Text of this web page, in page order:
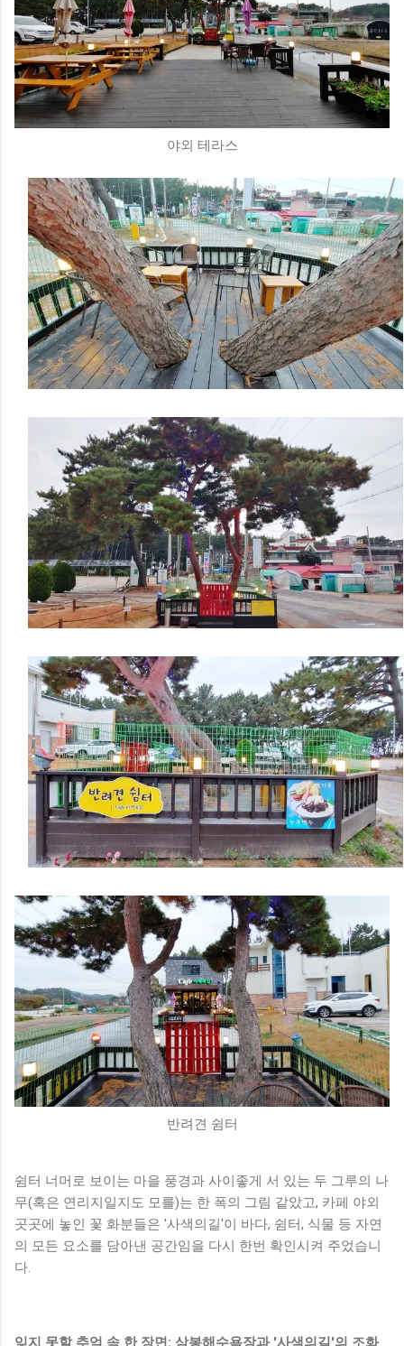
야외 테라스
반려견 쉼터
쉼터 너머로 보이는 마을 풍경과 사이좋게 서 있는 두 그루의 나
무(혹은 연리지일지도 모를)는 한 폭의 그림 같았고, 카페 야외
곳곳에 놓인 꽃 화분들은 '사색의길'이 바다, 쉼터, 식물 등 자연
의 모든 요소를 담아낸 공간임을 다시 한번 확인시켜 주었습니
다.
잊지 못할 추억 속 한 장면: 삼봉해수욕장과 '사색의길'의 조화